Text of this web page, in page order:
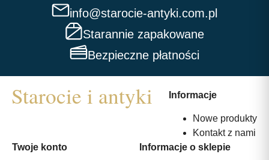
info@starocie-antyki.com.pl
Starannie zapakowane
Bezpieczne płatności
Informacje
Nowe produkty
Kontakt z nami
Twoje konto
Informacje o sklepie